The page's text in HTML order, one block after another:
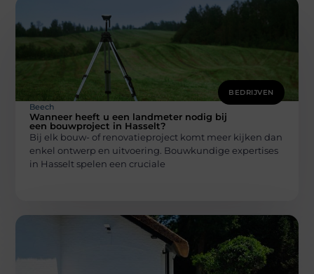
BEDRIJVEN
Beech
Wanneer heeft u een landmeter nodig bij
een bouwproject in Hasselt?
Bij elk bouw- of renovatieproject komt meer kijken dan
enkel ontwerp en uitvoering. Bouwkundige expertises
in Hasselt spelen een cruciale